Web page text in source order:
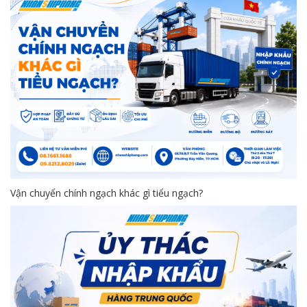
Vận chuyển chính ngạch khác gì tiểu ngạch?